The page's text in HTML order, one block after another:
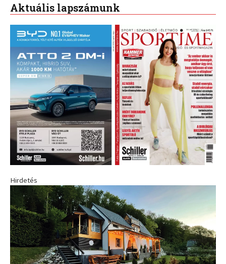
Aktuális lapszámunk
Hirdetés